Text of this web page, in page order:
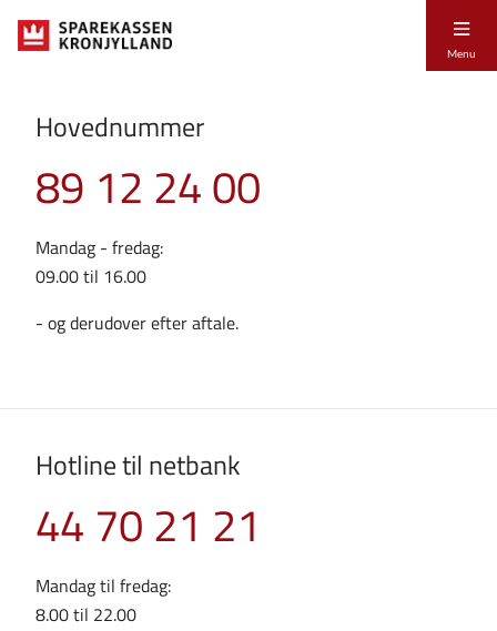
Menu
Hovednummer
89 12 24 00
Mandag - fredag:
09.00 til 16.00
- og derudover efter aftale.
Hotline til netbank
44 70 21 21
Mandag til fredag:
8.00 til 22.00